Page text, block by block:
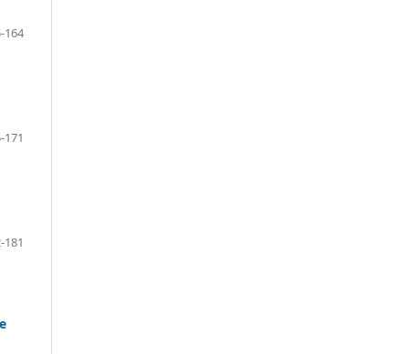
164
171
181